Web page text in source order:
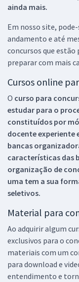
ainda mais.
Em nosso site,
andamento e até
concursos que estão
preparar com mais
Cursos online
O curso para
estudar para o
constituídos por
docente experiente
bancas
características das
organização de
uma tem a sua
seletivos.
Material para
Ao adquirir algum
exclusivos para o
materiais com um
para download e
entendimento e